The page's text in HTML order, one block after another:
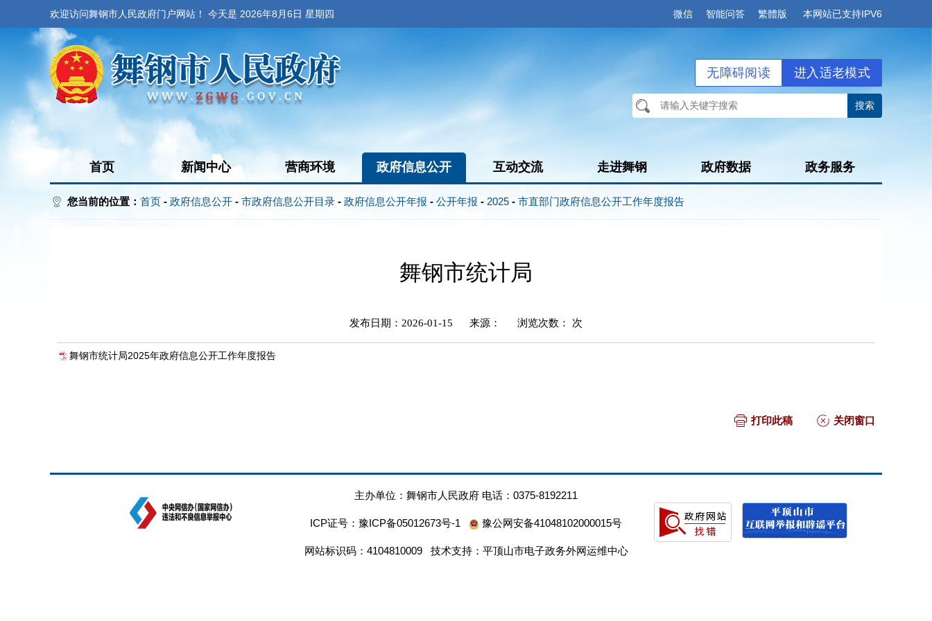
欢迎访问舞钢市人民政府门户网站！ 今天是 2026年8月6日 星期四 微信 智能问答 繁體版 本网站已支持IPV6
进入适老模式
无障碍阅读
首页 新闻中心 营商环境 政府信息公开 互动交流 走进舞钢 政府数据 政务服务
您当前的位置： 首页 - 政府信息公开 - 市政府信息公开目录 - 政府信息公开年报 - 公开年报 - 2025 - 市直部门政府信息公开工作年度报告
舞钢市统计局
发布日期：2026-01-15 来源： 浏览次数： 次
舞钢市统计局2025年政府信息公开工作年度报告
打印此稿 关闭窗口
主办单位：舞钢市人民政府 电话：0375-8192211
ICP证号： 豫ICP备05012673号-1 豫公网安备41048102000015号
网站标识码：4104810009 技术支持：平顶山市电子政务外网运维中心